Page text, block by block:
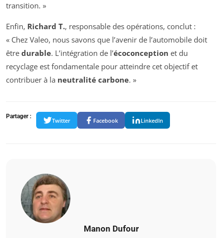
transition. »
Enfin, Richard T., responsable des opérations, conclut :
« Chez Valeo, nous savons que l’avenir de l’automobile doit
être durable. L’intégration de l’écoconception et du
recyclage est fondamentale pour atteindre cet objectif et
contribuer à la neutralité carbone. »
Partager :
Twitter Facebook LinkedIn
Manon Dufour